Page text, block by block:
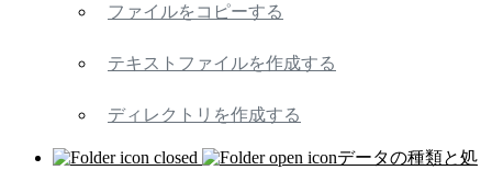
ファイルをコピーする
テキストファイルを作成する
ディレクトリを作成する
データの種類と処